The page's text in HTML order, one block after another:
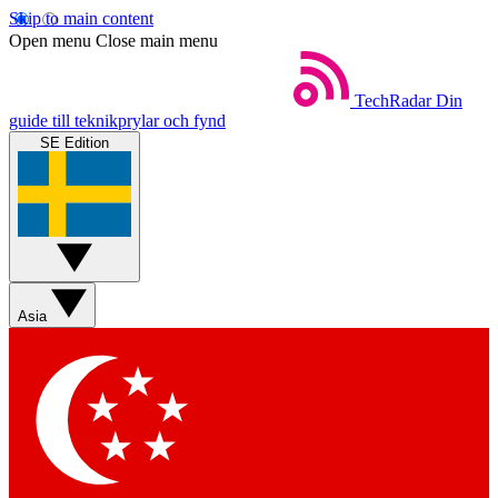
Skip to main content
Open menu Close main menu
TechRadar Din
guide till teknikprylar och fynd
SE Edition
Asia